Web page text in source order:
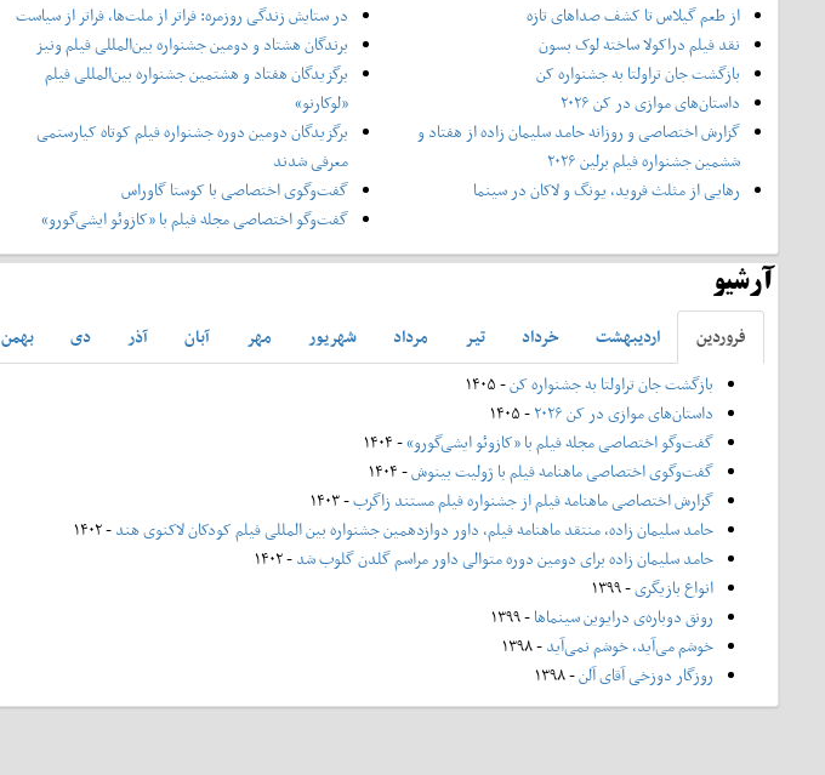
از طعم گیلاس تا کشف صداهای تازه
نقد فیلم دراکولا ساخته لوک بسون
بازگشت جان تراولتا به جشنواره کن
داستان‌های موازی در کن ۲۰۲۶
گزارش اختصاصی و روزانه حامد سلیمان زاده از هفتاد و‌
ششمین جشنواره فیلم برلین ۲۰۲۶
رهایی از مثلث فروید، یونگ و لاکان در سینما
در ستایش زندگی روزمره: فراتر از ملت‌ها، فراتر از سیاست
برندگان هشتاد و دومین جشنواره بین‌المللی فیلم ونیز
برگزیدگان هفتاد و هشتمین جشنواره بین‌المللی فیلم
«لوکارنو»
برگزیدگان دومین دوره جشنواره فیلم کوتاه کیارستمی
معرفی شدند
گفت‌وگوی اختصاصی با کوستا گاوراس
گفت‌وگو اختصاصی مجله فیلم با «کازوئو ایشی‌گورو»
آرشیو
فروردين ارديبهشت خرداد تير مرداد شهريور مهر آبان آذر دی بهمن
بازگشت جان تراولتا به جشنواره کن- ۱۴۰۵
داستان‌های موازی در کن ۲۰۲۶
- ۱۴۰۵
گفت‌وگو اختصاصی مجله فیلم با «کازوئو ایشی‌گورو»- ۱۴۰۴
گفت‌وگوی اختصاصی ماهنامه فیلم با ژولیت بینوش- ۱۴۰۴
گزارش اختصاصی ماهنامه فیلم از جشنواره فیلم مستند زاگرب- ۱۴۰۳
حامد سلیمان زاده، منتقد ماهنامه فیلم، داور دوازدهمین جشنواره بین المللی فیلم کودکان لاکنوی هند- ۱۴۰۲
حامد سلیمان زاده برای دومین دوره متوالی داور مراسم گلدن گلوب شد- ۱۴۰۲
انواع بازیگری- ۱۳۹۹
رونق دوباره‌ی درایوین سینماها- ۱۳۹۹
خوشم می‌آید، خوشم نمی‌آید- ۱۳۹۸
روزگار دوزخی آقای آلن- ۱۳۹۸